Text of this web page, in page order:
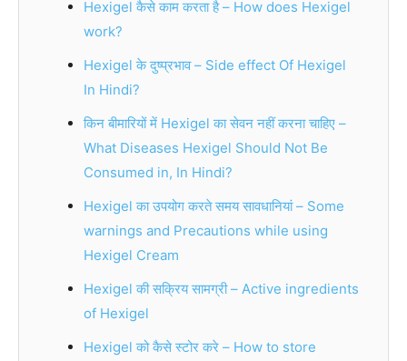
Hexigel कैसे काम करता है – How does Hexigel
work?
Hexigel के दुष्प्रभाव – Side effect Of Hexigel
In Hindi?
किन बीमारियों में Hexigel का सेवन नहीं करना चाहिए –
What Diseases Hexigel Should Not Be
Consumed in, In Hindi?
Hexigel का उपयोग करते समय सावधानियां – Some
warnings and Precautions while using
Hexigel Cream
Hexigel की सक्रिय सामग्री – Active ingredients
of Hexigel
Hexigel को कैसे स्टोर करे – How to store